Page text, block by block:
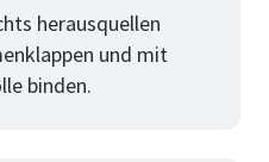
herausquellen
und mit
binden.